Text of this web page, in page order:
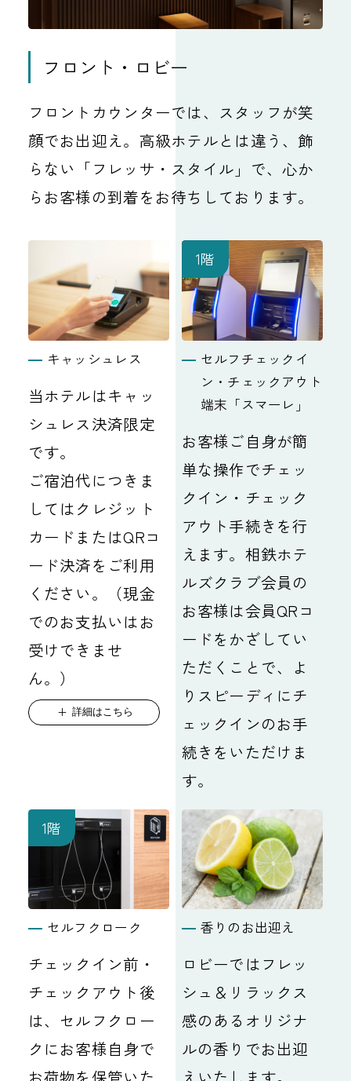
フロント・ロビー
フロントカウンターでは、スタッフが笑
顔でお出迎え。高級ホテルとは違う、飾
らない「フレッサ・スタイル」で、心か
らお客様の到着をお待ちしております。
キャッシュレス
当ホテルはキャッ
シュレス決済限定
です。
ご宿泊代につきま
してはクレジット
カードまたはQRコ
ード決済をご利用
ください。（現金
でのお支払いはお
受けできませ
ん。）
詳細はこちら
1階
セルフチェックイ
ン・チェックアウト
端末「スマーレ」
お客様ご自身が簡
単な操作でチェッ
クイン・チェック
アウト手続きを行
えます。相鉄ホテ
ルズクラブ会員の
お客様は会員QRコ
ードをかざしてい
ただくことで、よ
りスピーディにチ
ェックインのお手
続きをいただけま
す。
1階
セルフクローク
チェックイン前・
チェックアウト後
は、セルフクロー
クにお客様自身で
香りのお出迎え
ロビーではフレッ
シュ＆リラックス
感のあるオリジナ
ルの香りでお出迎